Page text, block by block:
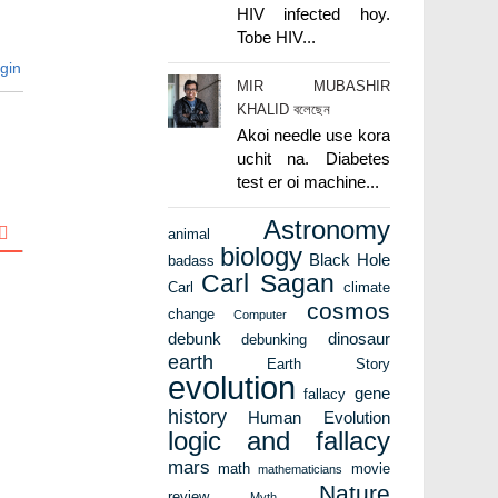
HIV infected hoy.
Tobe HIV...
MIR MUBASHIR
KHALID বলেছেন
Akoi needle use kora
uchit na. Diabetes
test er oi machine...
animal Astronomy
badass biology Black Hole
Carl Carl Sagan climate
change
Computer cosmos
debunk debunking dinosaur
earth Earth Story
evolution fallacy gene
history Human Evolution
logic and fallacy
mars math mathematicians
movie